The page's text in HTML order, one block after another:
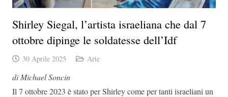
Shirley Siegal, l’artista israeliana che dal 7
ottobre dipinge le soldatesse dell’Idf
30 Aprile 2025 Arte
di Michael Soncin
Il 7 ottobre 2023 è stato per Shirley come per tanti israeliani un